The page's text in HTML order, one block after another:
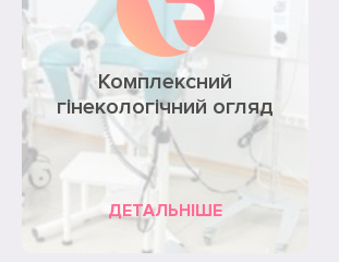
Комплексний
гінекологічний огляд
ДЕТАЛЬНІШЕ